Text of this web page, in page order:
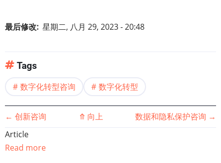
最后修改 星期二, 八月 29, 2023 - 20:48
Tags
数字化转型咨询 数字化转型
书
籍
← 创新咨询 ⤊ 向上 数据和隐私保护咨询 →
Article
Read more